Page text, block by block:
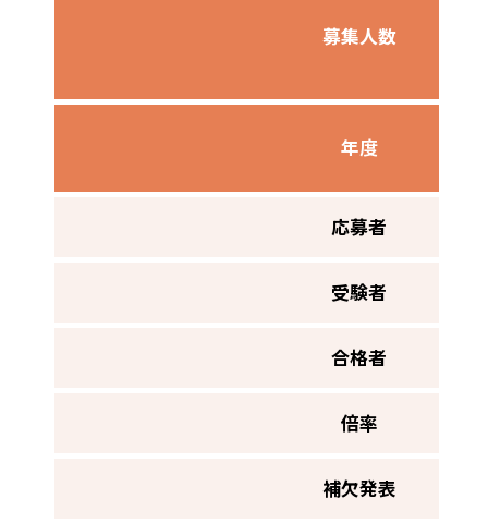
募集人数
年度
応募者
受験者
合格者
倍率
補欠発表